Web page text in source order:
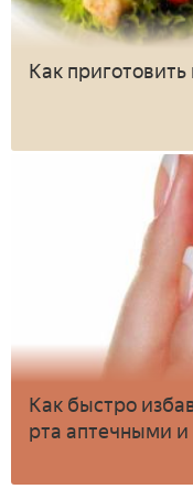
Как
Как быстро
рта аптечными